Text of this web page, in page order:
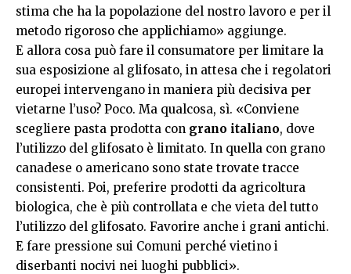
stima che ha la popolazione del nostro lavoro e per il
metodo rigoroso che applichiamo» aggiunge.
E allora cosa può fare il consumatore per limitare la
sua esposizione al glifosato, in attesa che i regolatori
europei intervengano in maniera più decisiva per
vietarne l’uso? Poco. Ma qualcosa, sì. «Conviene
scegliere pasta prodotta con grano italiano, dove
l’utilizzo del glifosato è limitato. In quella con grano
canadese o americano sono state trovate tracce
consistenti. Poi, preferire prodotti da agricoltura
biologica, che è più controllata e che vieta del tutto
l’utilizzo del glifosato. Favorire anche i grani antichi.
E fare pressione sui Comuni perché vietino i
diserbanti nocivi nei luoghi pubblici».